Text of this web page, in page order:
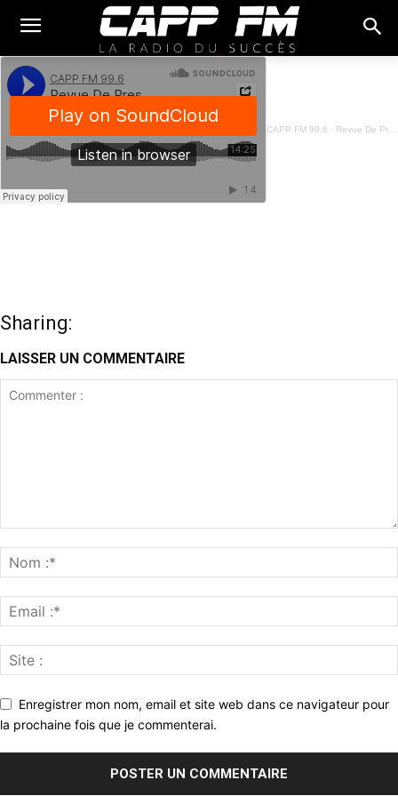
CAPP FM 99.6 · Revue De Presse Fon - 31 Mai 2024
Sharing:
LAISSER UN COMMENTAIRE
Enregistrer mon nom, email et site web dans ce navigateur pour
la prochaine fois que je commenterai.